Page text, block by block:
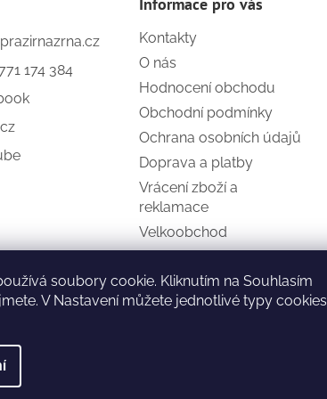
soubory cookie. Kliknutím na Souhlasím
V Nastavení můžete jednotlivé typy cookies
prazirnazrna.cz
174 384
Kontakty
O nás
Hodnocení obchodu
Obchodní podmínky
Ochrana osobních údajů
Doprava a platby
Vrácení zboží a
reklamace
Velkoobchod